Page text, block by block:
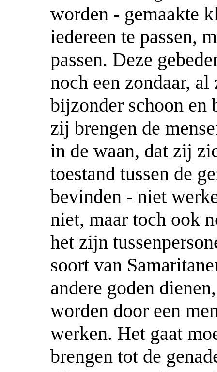
worden - gemaakte
iedereen te passen,
passen. Deze
noch een zondaar,
bijzonder schoon en
zij brengen de
in de waan, dat zij
toestand tussen de
bevinden - niet
niet, maar toch ook
het zijn
soort van
andere goden
worden door een
werken. Het gaat
brengen tot de